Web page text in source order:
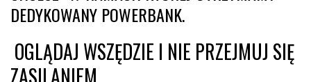
DEDYKOWANY POWERBANK. ‎
OGLĄDAJ WSZĘDZIE I NIE PRZEJMUJ SIĘ
ZASILANIEM ‎